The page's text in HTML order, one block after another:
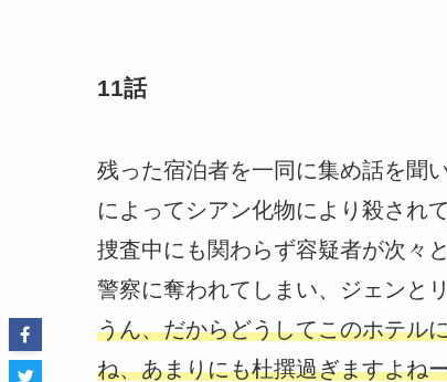
11話
残った宿泊者を一同に集め話を聞
によってシアン化物により殺されて
捜査中にも関わらず容疑者が次々
警察に奪われてしまい、ジェンと
うん、だからどうしてこのホテル
ね、あまりにも杜撰過ぎますよね